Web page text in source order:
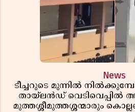
News
ടീച്ചറുടെ മുന്നിൽ
തായ്‌ലൻഡ് വെടിവെപ്പിൽ
മുത്തശ്ശീമുത്തശ്ശന്മാരും